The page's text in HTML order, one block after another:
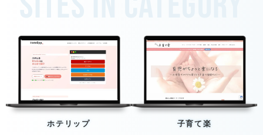
ホテリップ 子育て楽